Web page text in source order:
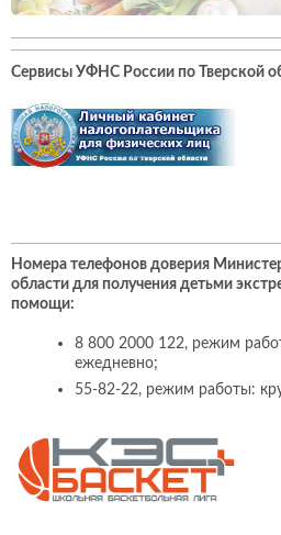
Сервисы УФНС России по Тверской
Номера телефонов доверия
области для получения детьми
помощи:
8 800 2000 122, режим
ежедневно;
55-82-22, режим работы: